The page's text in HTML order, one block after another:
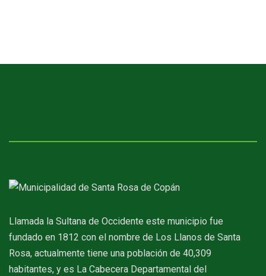
Llamada la Sultana de Occidente este municipio fue
fundado en 1812 con el nombre de Los Llanos de Santa
Rosa, actualmente tiene una población de 40,309
habitantes, y es La Cabecera Departamental del